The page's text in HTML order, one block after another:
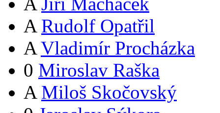
A Rudolf Opatřil
A Vladimír Procházka
0 Miroslav Raška
A Miloš Skočovský